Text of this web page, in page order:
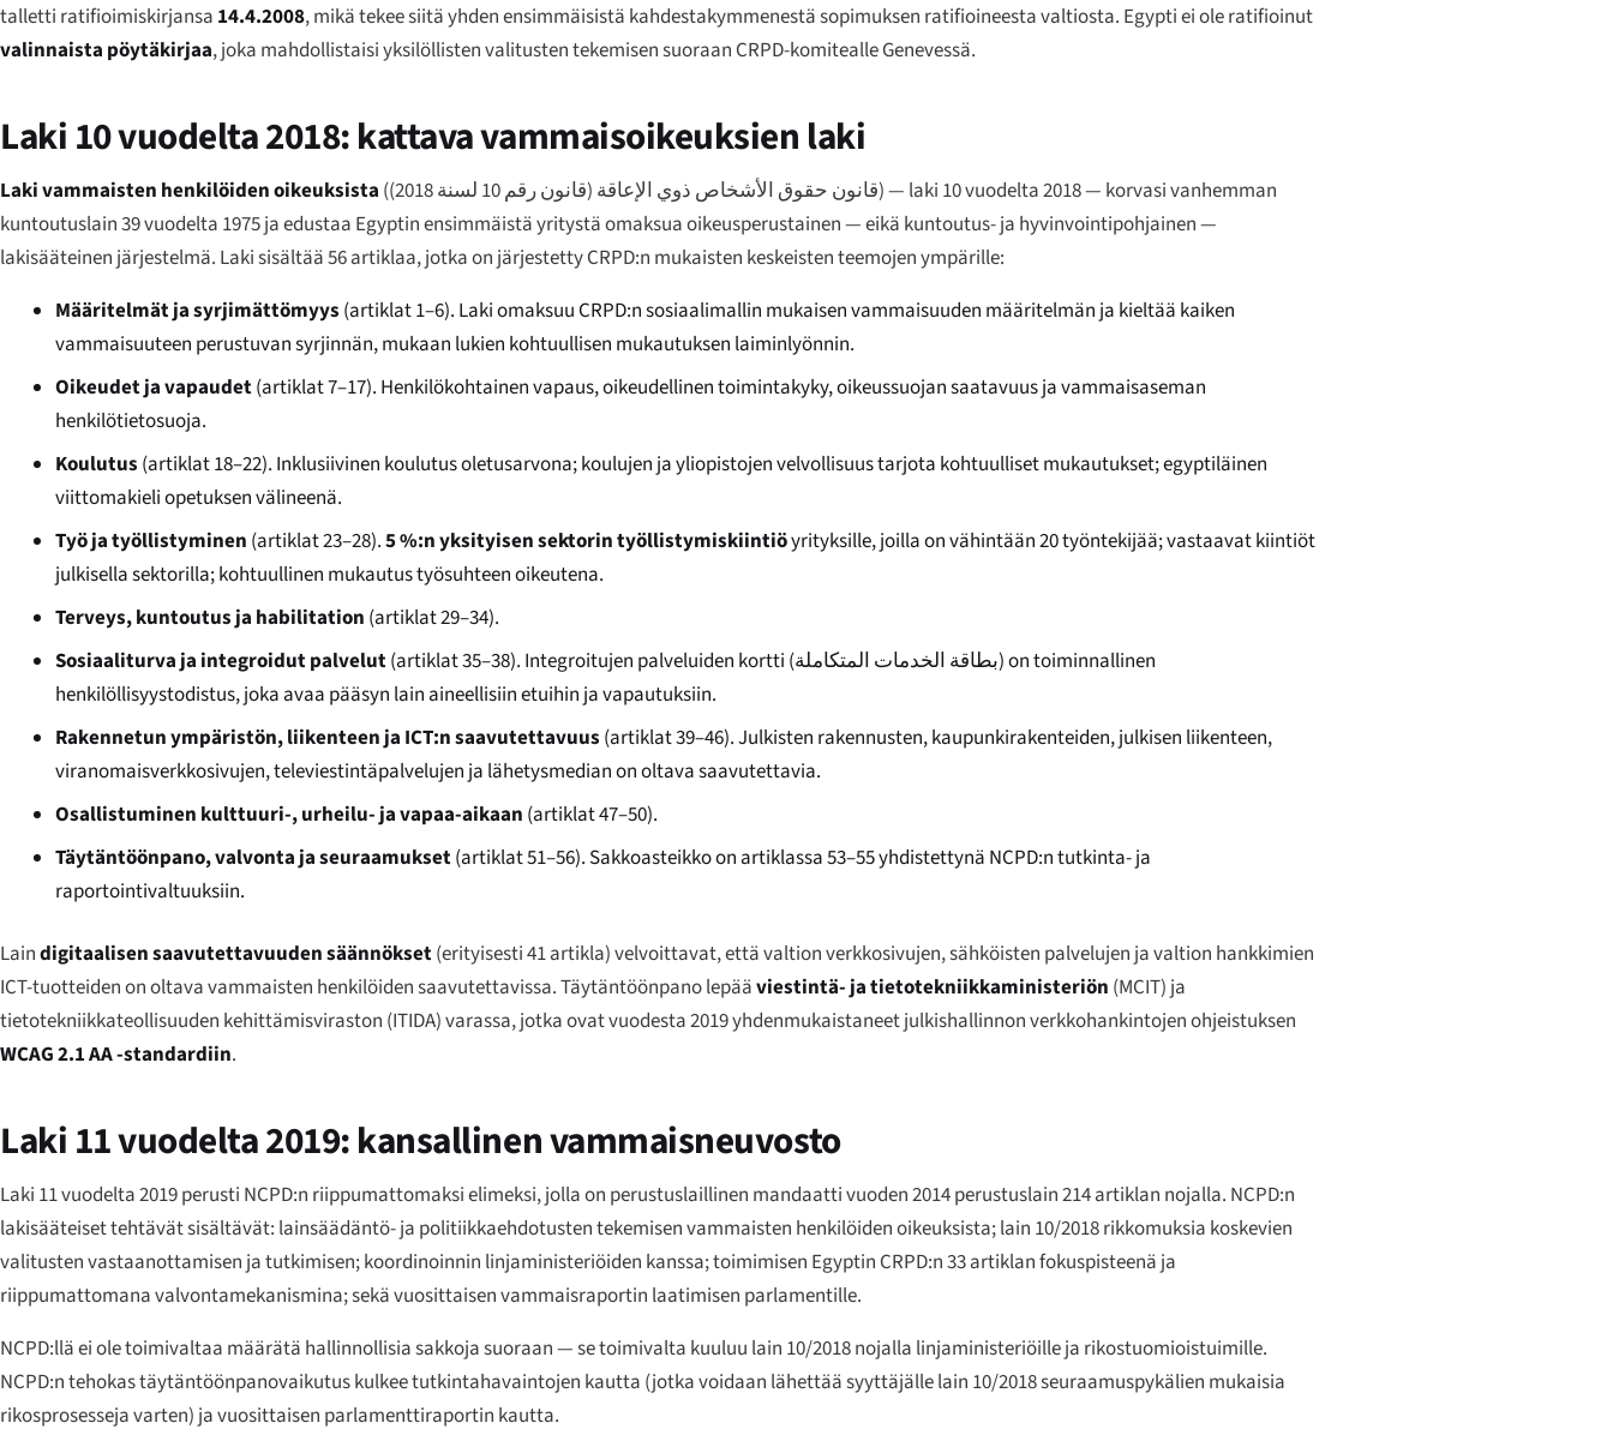
talletti ratifioimiskirjansa 14.4.2008, mikä tekee siitä yhden ensimmäisistä kahdestakymmenestä sopimuksen ratifioineesta valtiosta. Egypti ei ole ratifioinut
valinnaista pöytäkirjaa, joka mahdollistaisi yksilöllisten valitusten tekemisen suoraan CRPD-komitealle Genevessä.
Laki 10 vuodelta 2018: kattava vammaisoikeuksien laki
Laki vammaisten henkilöiden oikeuksista ( قانون حقوق الأشخاص ذوي الإعاقة (قانون رقم 10 لسنة 2018)) — laki 10 vuodelta 2018 — korvasi vanhemman
kuntoutuslain 39 vuodelta 1975 ja edustaa Egyptin ensimmäistä yritystä omaksua oikeusperustainen — eikä kuntoutus- ja hyvinvointipohjainen —
lakisääteinen järjestelmä. Laki sisältää 56 artiklaa, jotka on järjestetty CRPD:n mukaisten keskeisten teemojen ympärille:
Määritelmät ja syrjimättömyys (artiklat 1–6). Laki omaksuu CRPD:n sosiaalimallin mukaisen vammaisuuden määritelmän ja kieltää kaiken
vammaisuuteen perustuvan syrjinnän, mukaan lukien kohtuullisen mukautuksen laiminlyönnin.
Oikeudet ja vapaudet(artiklat 7–17). Henkilökohtainen vapaus, oikeudellinen toimintakyky, oikeussuojan saatavuus ja vammaisaseman
henkilötietosuoja.
Koulutus (artiklat 18–22). Inklusiivinen koulutus oletusarvona; koulujen ja yliopistojen velvollisuus tarjota kohtuulliset mukautukset; egyptiläinen
viittomakieli opetuksen välineenä.
Työ ja työllistyminen (artiklat 23–28).5 %:n yksityisen sektorin työllistymiskiintiöyrityksille, joilla on vähintään 20 työntekijää; vastaavat kiintiöt
julkisella sektorilla; kohtuullinen mukautus työsuhteen oikeutena.
Terveys, kuntoutus ja habilitation (artiklat 29–34).
Sosiaaliturva ja integroidut palvelut(artiklat 35–38). Integroitujen palveluiden kortti (بطاقة الخدمات المتكاملة) on toiminnallinen
henkilöllisyystodistus, joka avaa pääsyn lain aineellisiin etuihin ja vapautuksiin.
Rakennetun ympäristön, liikenteen ja ICT:n saavutettavuus (artiklat 39–46). Julkisten rakennusten, kaupunkirakenteiden, julkisen liikenteen,
viranomaisverkkosivujen, televiestintäpalvelujen ja lähetysmedian on oltava saavutettavia.
Osallistuminen kulttuuri-, urheilu- ja vapaa-aikaan (artiklat 47–50).
Täytäntöönpano, valvonta ja seuraamukset(artiklat 51–56). Sakkoasteikko on artiklassa 53–55 yhdistettynä NCPD:n tutkinta- ja
raportointivaltuuksiin.
Laindigitaalisen saavutettavuuden säännökset(erityisesti 41 artikla) velvoittavat, että valtion verkkosivujen, sähköisten palvelujen ja valtion hankkimien
ICT-tuotteiden on oltava vammaisten henkilöiden saavutettavissa. Täytäntöönpano lepääviestintä- ja tietotekniikkaministeriön (MCIT) ja
tietotekniikkateollisuuden kehittämisviraston (ITIDA) varassa, jotka ovat vuodesta 2019 yhdenmukaistaneet julkishallinnon verkkohankintojen ohjeistuksen
WCAG 2.1 AA -standardiin.
Laki 11 vuodelta 2019: kansallinen vammaisneuvosto
Laki 11 vuodelta 2019 perusti NCPD:n riippumattomaksi elimeksi, jolla on perustuslaillinen mandaatti vuoden 2014 perustuslain 214 artiklan nojalla. NCPD:n
lakisääteiset tehtävät sisältävät: lainsäädäntö- ja politiikkaehdotusten tekemisen vammaisten henkilöiden oikeuksista; lain 10/2018 rikkomuksia koskevien
valitusten vastaanottamisen ja tutkimisen; koordinoinnin linjaministeriöiden kanssa; toimimisen Egyptin CRPD:n 33 artiklan fokuspisteenä ja
riippumattomana valvontamekanismina; sekä vuosittaisen vammaisraportin laatimisen parlamentille.
NCPD:llä ei ole toimivaltaa määrätä hallinnollisia sakkoja suoraan — se toimivalta kuuluu lain 10/2018 nojalla linjaministeriöille ja rikostuomioistuimille.
NCPD:n tehokas täytäntöönpanovaikutus kulkee tutkintahavaintojen kautta (jotka voidaan lähettää syyttäjälle lain 10/2018 seuraamuspykälien mukaisia
rikosprosesseja varten) ja vuosittaisen parlamenttiraportin kautta.